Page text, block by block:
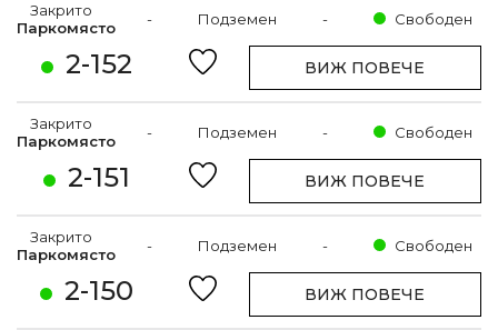
2-152
Закрито
Паркомясто
- Подземен - Свободен
ВИЖ ПОВЕЧЕ
2-151
Закрито
Паркомясто
- Подземен - Свободен
ВИЖ ПОВЕЧЕ
2-150
Закрито
Паркомясто
- Подземен - Свободен
ВИЖ ПОВЕЧЕ